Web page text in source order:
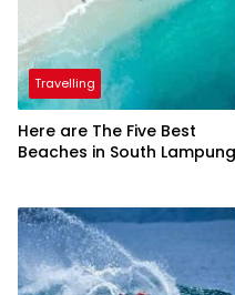
Travelling
Here are The Five Best
Beaches in South Lampung